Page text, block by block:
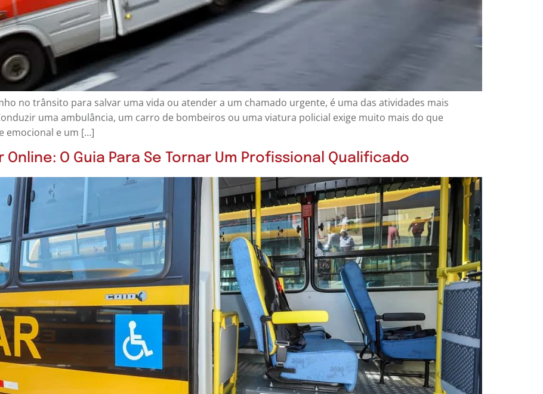
no trânsito para salvar uma vida ou atender a um chamado urgente, é uma das atividades mais
uma ambulância, um carro de bombeiros ou uma viatura policial exige muito mais do que
emocional e um […]
O Guia Para Se Tornar Um Profissional Qualificado